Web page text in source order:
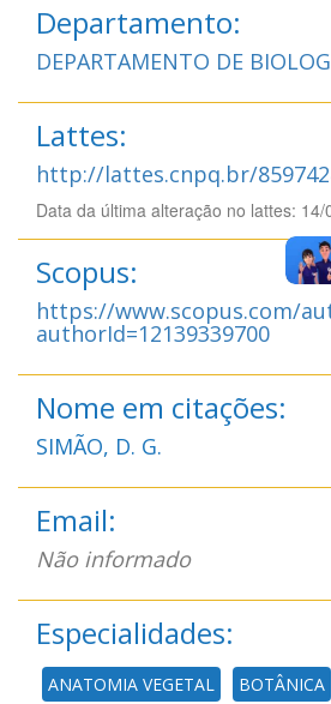
Departamento:
DEPARTAMENTO DE
Lattes:
http://lattes.cnpq.br/
Data da última alteração no lattes:
Scopus:
https://www.scopus.com/
authorId=12139339700
Nome em citações:
SIMÃO, D. G.
Email:
Não informado
Especialidades:
ANATOMIA VEGETAL BOTÂNICA